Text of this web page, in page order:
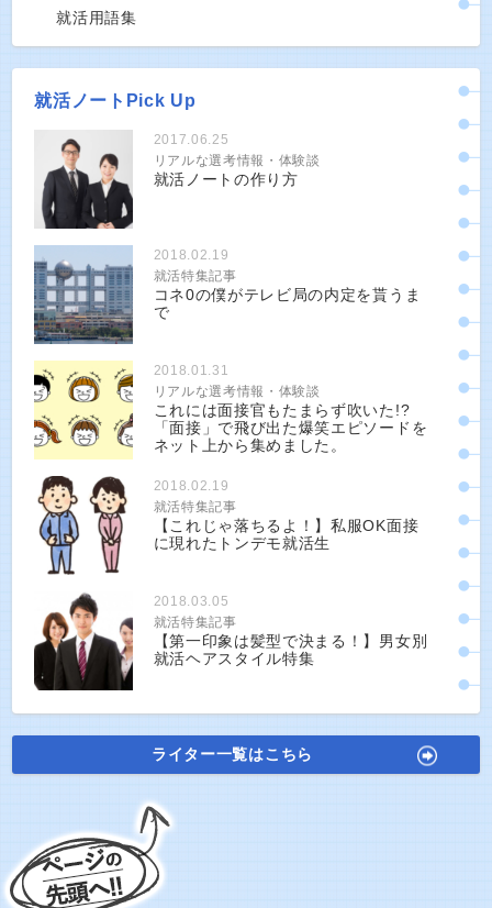
就活用語集
就活ノートPick Up
2017.06.25
リアルな選考情報・体験談
就活ノートの作り方
2018.02.19
就活特集記事
コネ0の僕がテレビ局の内定を貰うま
で
2018.01.31
リアルな選考情報・体験談
これには面接官もたまらず吹いた!?
「面接」で飛び出た爆笑エピソードを
ネット上から集めました。
2018.02.19
就活特集記事
【これじゃ落ちるよ！】私服OK面接
に現れたトンデモ就活生
2018.03.05
就活特集記事
【第一印象は髪型で決まる！】男女別
就活ヘアスタイル特集
ライター一覧はこちら